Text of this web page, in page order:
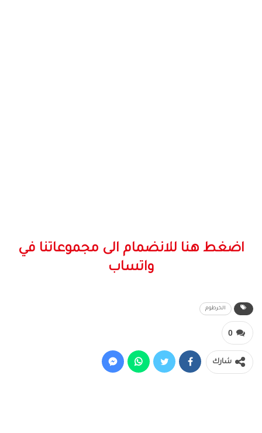
اضغط هنا للانضمام الى مجموعاتنا في
واتساب
الخرطوم
0
شارك